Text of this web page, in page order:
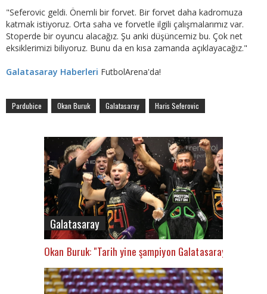
"Seferovic geldi. Önemli bir forvet. Bir forvet daha kadromuza
katmak istiyoruz. Orta saha ve forvetle ilgili çalışmalarımız var.
Stoperde bir oyuncu alacağız. Şu anki düşüncemiz bu. Çok net
eksiklerimizi biliyoruz. Bunu da en kısa zamanda açıklayacağız."
Galatasaray Haberleri FutbolArena'da!
Pardubice Okan Buruk Galatasaray Haris Seferovic
Galatasaray
Okan Buruk: "Tarih yine şampiyon Galatasaray’ı